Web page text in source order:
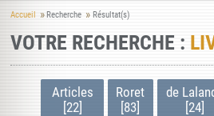
Accueil Recherche Résultat(s)
VOTRE RECHERCHE :
Articles
[22]
Roret
[83]
de
[24]